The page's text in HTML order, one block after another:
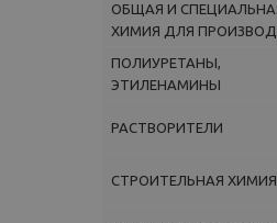
ОБЩАЯ И
ХИМИЯ ДЛЯ
ПОЛИУРЕТАНЫ,
ЭТИЛЕНАМИНЫ
РАСТВОРИТЕЛИ
СТРОИТЕЛЬНАЯ ХИМИЯ